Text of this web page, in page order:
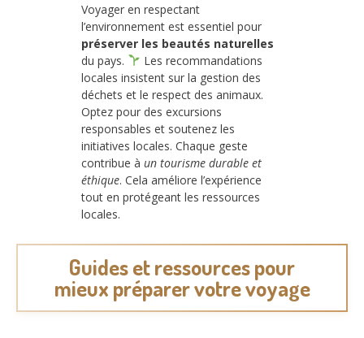
Voyager en respectant
l’environnement est essentiel pour
préserver les beautés naturelles
du pays.
Les recommandations
locales insistent sur la gestion des
déchets et le respect des animaux.
Optez pour des excursions
responsables et soutenez les
initiatives locales. Chaque geste
contribue à un tourisme durable et
éthique. Cela améliore l’expérience
tout en protégeant les ressources
locales.
Guides et ressources pour
mieux préparer votre voyage